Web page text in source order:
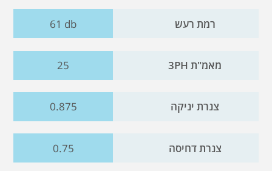
רמת רעש 61 db
מאמ"ת 3PH 25
צנרת יניקה 0.875
צנרת דחיסה 0.75